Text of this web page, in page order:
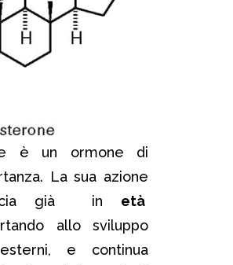
è un ormone di
La sua azione
già in età
allo sviluppo
e continua